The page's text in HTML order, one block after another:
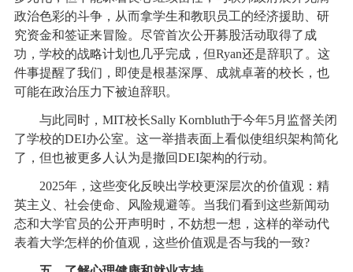
政治色彩的斗争，从而拿学生和教职员工的经济援助、研
究资金和签证来冒险。尽管首次公开募股活动取得了成
功，学校的战略计划也几乎完成，但Ryan还是辞职了。这
件事提醒了我们，即使是根基深厚、成就卓著的校长，也
可能在政治压力下被迫辞职。
与此同时，MIT校长Sally Kornbluth于今年5月监督关闭
了学校的DEI办公室。这一举措表面上看似使组织架构简化
了，但也被更多人认为是撤回DEI架构的行动。
2025年，这些变化反映出学校更深层次的价值观：精
英主义、社会使命、风险规避等。当我们看到这些新闻动
态和大学官员的公开声明时，不妨想一想，这样的举动代
表着大学怎样的价值观，这些价值观是否与我的一致?